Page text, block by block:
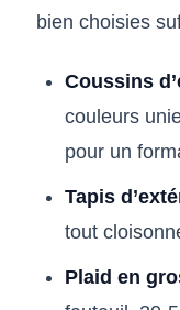
bien choisies
Coussins
couleurs
pour un
Tapis
tout
Plaid en